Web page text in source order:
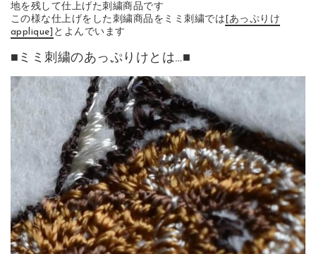
地を残して仕上げた刺繍商品です
この様な仕上げをした刺繍商品をミミ刺繍では [あっぷりけ
applique] とよんでいます
■ミミ刺繍のあっぷりけとは…■